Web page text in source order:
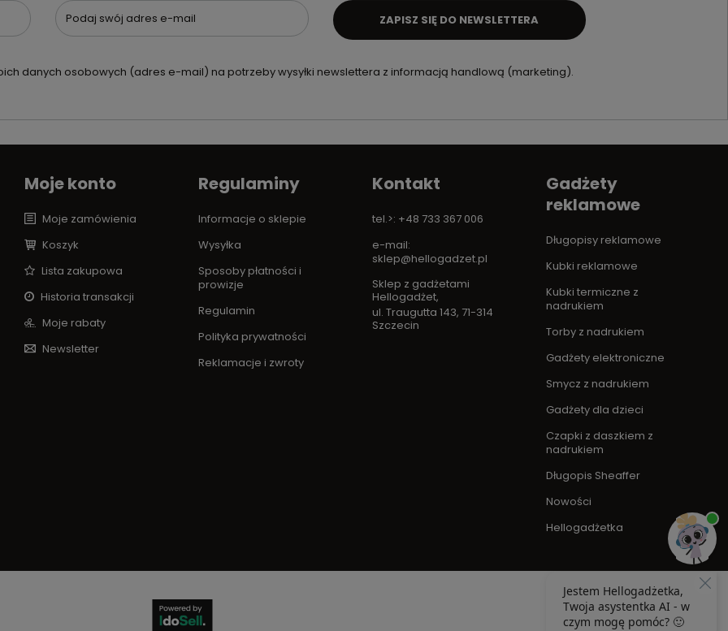
Podaj swój adres e-mail
danych osobowych (adres e-mail) na potrzeby wysyłki newslettera z informacją handlową (marketing).
ZAPISZ SIĘ DO NEWSLETTERA
Moje konto
Moje zamówienia
Koszyk
Lista zakupowa
Historia transakcji
Moje rabaty
Newsletter
Regulaminy
Informacje o sklepie
Wysyłka
Sposoby płatności i
prowizje
Regulamin
Polityka prywatności
Reklamacje i zwroty
Kontakt
tel.>: +48 733 367 006
e-mail:
sklep@hellogadzet.pl
Sklep z gadżetami
Hellogadżet,
ul. Traugutta 143, 71-314
Szczecin
Gadżety
reklamowe
Długopisy reklamowe
Kubki reklamowe
Kubki termiczne z
nadrukiem
Torby z nadrukiem
Gadżety elektroniczne
Smycz z nadrukiem
Gadżety dla dzieci
Czapki z daszkiem z
nadrukiem
Długopis Sheaffer
Nowości
Hellogadżetka